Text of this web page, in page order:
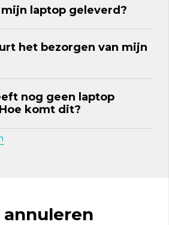
laptop geleverd?
het bezorgen van mijn
nog geen laptop
komt dit?